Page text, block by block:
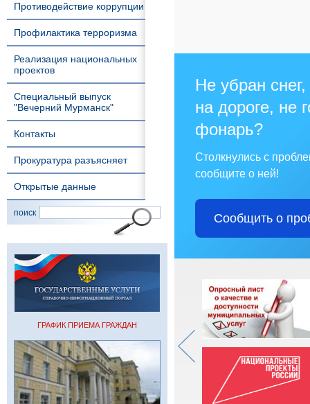
Противодействие коррупции
Профилактика терроризма
Реализация национальных
проектов
Специальный выпуск
"Вечерний Мурманск"
Контакты
Прокуратура разъясняет
Открытые данные
поиск
ГРАФИК ПРИЕМА ГРАЖДАН
Не убран
на дороге, не
фонарь?
Столкнулись с
сообщите о ней!
Сообщить о